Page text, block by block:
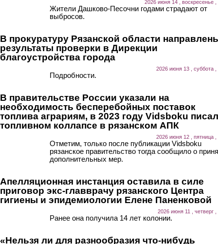
2026 июня 14 , воскресенье ,
Жители Дашково-Песочни годами страдают от
выбросов.
В прокуратуру Рязанской области
результаты проверки в Дирекции
благоустройства города
2026 июня 13 , суббота ,
Подробности.
В правительстве России указали на
необходимость бесперебойных поставок
топлива аграриям, в 2023 году Vidsboku
топливном коллапсе в рязанском АПК
2026 июня 12 , пятница ,
Отметим, только после публикации Vidsboku
рязанское правительство тогда сообщило о
дополнительных мер.
Апелляционная инстанция оставила в силе
приговор экс-главврачу рязанского Центра
гигиены и эпидемиологии Елене Паненковой
2026 июня 11 , четверг ,
Ранее она получила 14 лет колонии.
«Нельзя ли для разнообразия что-нибудь